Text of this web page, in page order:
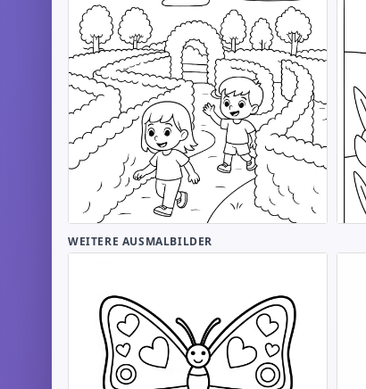
WEITERE AUSMALBILDER